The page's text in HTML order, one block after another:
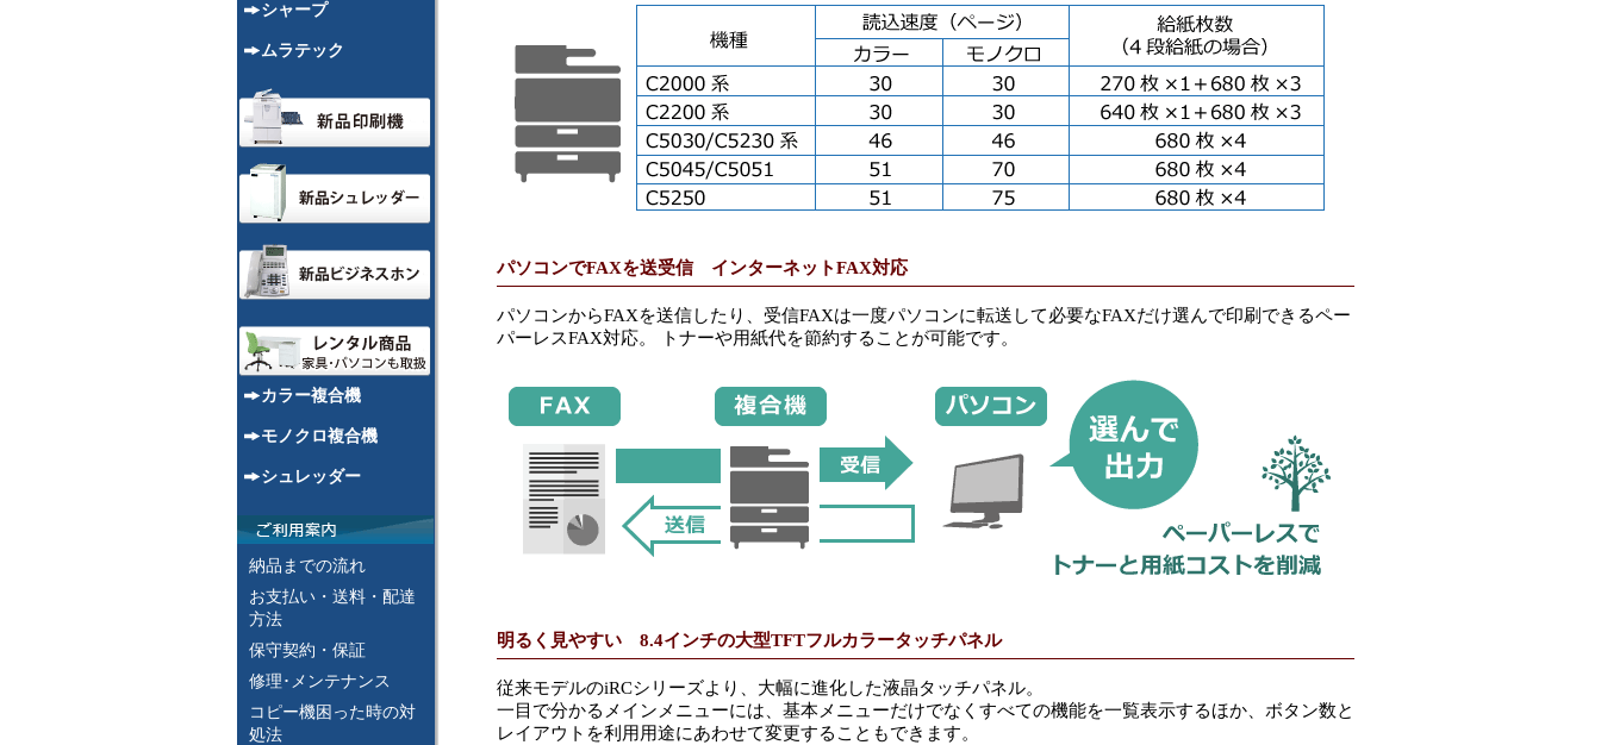
シャープ
ムラテック
カラー複合機
モノクロ複合機
シュレッダー
納品までの流れ
お支払い・送料・配達
方法
保守契約・保証
修理･メンテナンス
コピー機困った時の対
処法
パソコンでFAXを送受信 インターネットFAX対応
パソコンからFAXを送信したり、受信FAXは一度パソコンに転送して必要なFAXだけ選んで印刷できるペー
パーレスFAX対応。 トナーや用紙代を節約することが可能です。
明るく見やすい 8.4インチの大型TFTフルカラータッチパネル
従来モデルのiRCシリーズより、大幅に進化した液晶タッチパネル。
一目で分かるメインメニューには、基本メニューだけでなくすべての機能を一覧表示するほか、ボタン数と
レイアウトを利用用途にあわせて変更することもできます。